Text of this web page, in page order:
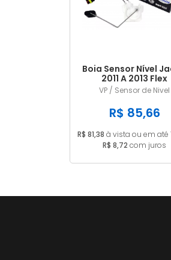
Boia Sensor Nível
2011 A 2013 Flex
1106010u2090
VP / Sensor de Nivel
R$ 85,66
R$ 81,38 à vista ou em até
R$ 8,72 com juros